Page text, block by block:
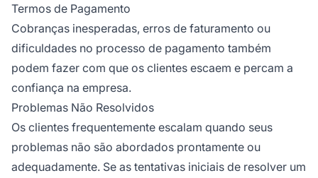
Termos de Pagamento
Cobranças inesperadas, erros de faturamento ou
dificuldades no processo de pagamento também
podem fazer com que os clientes escaem e percam a
confiança na empresa.
Problemas Não Resolvidos
Os clientes frequentemente escalam quando seus
problemas não são abordados prontamente ou
adequadamente. Se as tentativas iniciais de resolver um